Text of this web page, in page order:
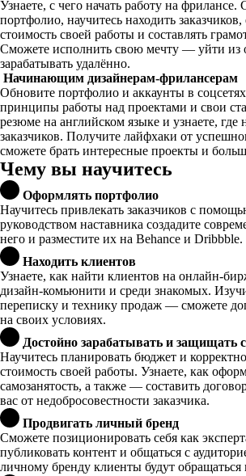
Узнаете, с чего начать работу на фрилансе.
портфолио, научитесь находить заказчиков,
стоимость своей работы и составлять
Сможете исполнить свою мечту — уйти из
зарабатывать удалённо.
Начинающим дизайнерам-фрилансерам
Обновите портфолио и аккаунты в
принципы работы над проектами и свои
резюме на английском языке и узнаете,
заказчиков. Получите лайфхаки от
сможете брать интересные проекты и
Чему вы научитесь
Оформлять портфолио
Научитесь привлекать заказчиков с
руководством наставника создадите
него и разместите их на Behance и Dribbble.
Находить клиентов
Узнаете, как найти клиентов на онлайн-
дизайн-комьюнити и среди знакомых.
переписку и технику продаж — сможете
на своих условиях.
Достойно зарабатывать и защищать
Научитесь планировать бюджет и
стоимость своей работы. Узнаете, как
самозанятость, а также — составить
вас от недобросовестности заказчика.
Продвигать личный бренд
Сможете позиционировать себя как
публиковать контент и общаться с
личному бренду клиенты будут обращаться